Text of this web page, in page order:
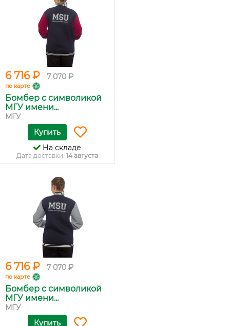
6 716 ₽ 7 070 ₽
по карте
Бомбер с символикой
МГУ имени...
МГУ
Купить
На складе
Дата доставки: 14 августа
6 716 ₽ 7 070 ₽
по карте
Бомбер с символикой
МГУ имени...
МГУ
Купить